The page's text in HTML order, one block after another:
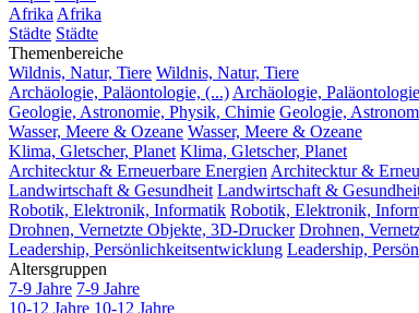
Afrika Afrika
Städte Städte
Themenbereiche
Wildnis, Natur, Tiere Wildnis, Natur, Tiere
Archäologie, Paläontologie, (...) Archäologie,
Geologie, Astronomie, Physik, Chimie Geologie,
Wasser, Meere & Ozeane Wasser, Meere & Ozeane
Klima, Gletscher, Planet Klima, Gletscher, Planet
Architecktur & Erneuerbare Energien Architecktur &
Landwirtschaft & Gesundheit Landwirtschaft &
Robotik, Elektronik, Informatik Robotik, Elektronik,
Drohnen, Vernetzte Objekte, 3D-Drucker Drohnen,
Leadership, Persönlichkeitsentwicklung Leadership,
Altersgruppen
7-9 Jahre 7-9 Jahre
10-12 Jahre 10-12 Jahre